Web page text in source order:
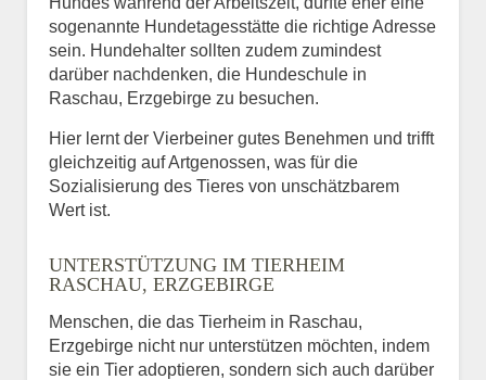
sogenannte Hundetagesstätte die richtige Adresse
sein. Hundehalter sollten zudem zumindest
darüber nachdenken, die Hundeschule in
Raschau, Erzgebirge zu besuchen.
Hier lernt der Vierbeiner gutes Benehmen und trifft
gleichzeitig auf Artgenossen, was für die
Sozialisierung des Tieres von unschätzbarem
Wert ist.
UNTERSTÜTZUNG IM TIERHEIM
RASCHAU, ERZGEBIRGE
Menschen, die das Tierheim in Raschau,
Erzgebirge nicht nur unterstützen möchten, indem
sie ein Tier adoptieren, sondern sich auch darüber